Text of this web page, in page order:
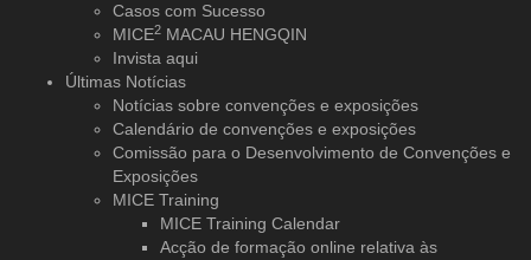
Casos com Sucesso
MICE2 MACAU HENGQIN
Invista aqui
Últimas Notícias
Notícias sobre convenções e exposições
Calendário de convenções e exposições
Comissão para o Desenvolvimento de Convenções e
Exposições
MICE Training
MICE Training Calendar
Acção de formação online relativa às